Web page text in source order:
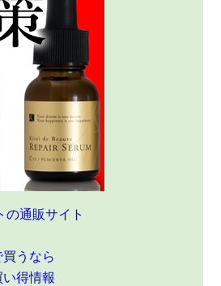
の通販サイト
うなら
得情報